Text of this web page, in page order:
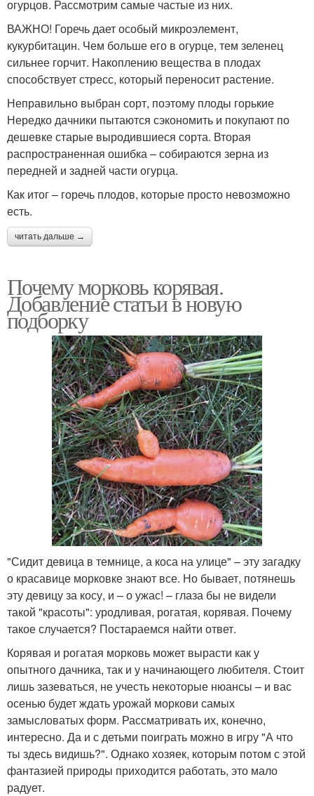
огурцов. Рассмотрим самые частые из них.
ВАЖНО! Горечь дает особый микроэлемент,
кукурбитацин. Чем больше его в огурце, тем зеленец
сильнее горчит. Накоплению вещества в плодах
способствует стресс, который переносит растение.
Неправильно выбран сорт, поэтому плоды горькие
Нередко дачники пытаются сэкономить и покупают по
дешевке старые выродившиеся сорта. Вторая
распространенная ошибка – собираются зерна из
передней и задней части огурца.
Как итог – горечь плодов, которые просто невозможно
есть.
читать дальше →
Почему морковь корявая.
Добавление статьи в новую
подборку
"Сидит девица в темнице, а коса на улице" – эту загадку
о красавице морковке знают все. Но бывает, потянешь
эту девицу за косу, и – о ужас! – глаза бы не видели
такой "красоты": уродливая, рогатая, корявая. Почему
такое случается? Постараемся найти ответ.
Корявая и рогатая морковь может вырасти как у
опытного дачника, так и у начинающего любителя. Стоит
лишь зазеваться, не учесть некоторые нюансы – и вас
осенью будет ждать урожай моркови самых
замысловатых форм. Рассматривать их, конечно,
интересно. Да и с детьми поиграть можно в игру "А что
ты здесь видишь?". Однако хозяек, которым потом с этой
фантазией природы приходится работать, это мало
радует.